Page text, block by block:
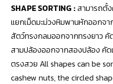
SHAPE SORTING :สามารถตั้
แยกเม็ดมะม่วงหิมพานหักออกจา
สัตว์ทรงกลมออกจากทรงยาว
สามปล้องออกจากสองปล้อง คั
ตรงสวย All shapes can be
cashew nuts, the circled